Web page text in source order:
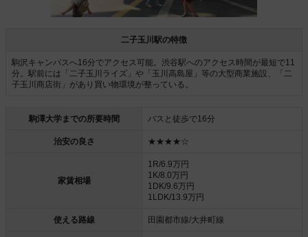
二子玉川駅の特徴
駒沢キャンパスへ16分でアクセス可能。渋谷駅へのアクセス時間が最短で11
分。駅前には「二子玉川ライズ」や「玉川高島屋」等の大型商業施設、「二
子玉川商店街」があり買い物環境が整っている。
駒澤大学までの所要時間 バスと徒歩で16分
治安の良さ ★★★★☆
家賃相場
1R/6.9万円
1K/8.0万円
1DK/9.6万円
1LDK/13.9万円
使える路線 田園都市線/大井町線